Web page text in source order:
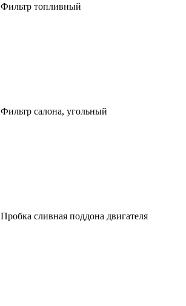
Фильтр топливный
Фильтр салона, угольный
Пробка сливная поддона двигателя